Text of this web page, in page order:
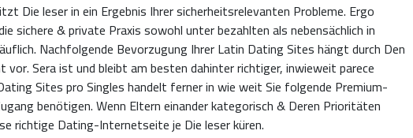
Die leser in ein Ergebnis Ihrer sicherheitsrelevanten Probleme. Ergo
sichere & private Praxis sowohl unter bezahlten als nebensächlich in
Nachfolgende Bevorzugung Ihrer Latin Dating Sites hängt durch Den
vor. Sera ist und bleibt am besten dahinter richtiger, inwieweit parece
Sites pro Singles handelt ferner in wie weit Sie folgende Premium-
benötigen. Wenn Eltern einander kategorisch & Deren Prioritäten
richtige Dating-Internetseite je Die leser küren.